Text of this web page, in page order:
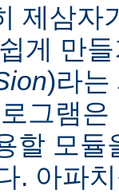
제삼자
게 만
)라는
그램
할 모듈
. 아파